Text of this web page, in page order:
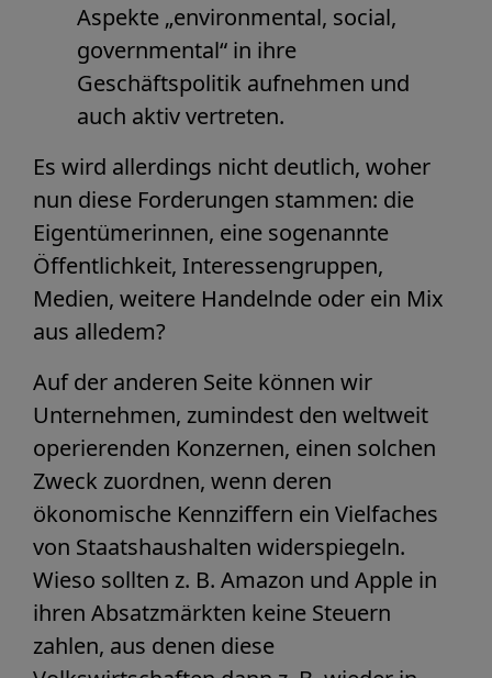
Aspekte „environmental, social,
governmental“ in ihre
Geschäftspolitik aufnehmen und
auch aktiv vertreten.
Es wird allerdings nicht deutlich, woher
nun diese Forderungen stammen: die
Eigentümerinnen, eine sogenannte
Öffentlichkeit, Interessengruppen,
Medien, weitere Handelnde oder ein Mix
aus alledem?
Auf der anderen Seite können wir
Unternehmen, zumindest den weltweit
operierenden Konzernen, einen solchen
Zweck zuordnen, wenn deren
ökonomische Kennziffern ein Vielfaches
von Staatshaushalten widerspiegeln.
Wieso sollten z. B. Amazon und Apple in
ihren Absatzmärkten keine Steuern
zahlen, aus denen diese